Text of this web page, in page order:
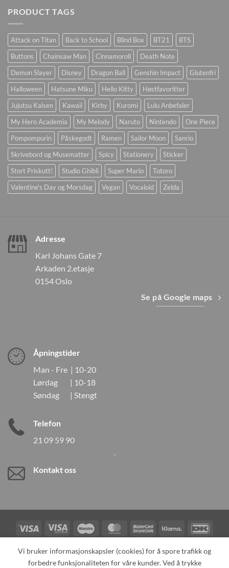
PRODUCT TAGS
Attack on Titan Back to School Blind Box BT21
BTS
Buttons
Chainsaw Man Cinnamoroll
Death Note
Demon Slayer
Disney Dragon Ball Genshin Impact
Glutenfri
Halloween
Hatsune Miku Hello Kitty
Høstfavoritter
Jujutsu Kaisen
Kawaii Kirby Kuromi
Lulu Anbefaler
My Hero Academia
My Melody Naruto Nintendo
One Piece
Pompompurin
Påskegodt Ramen Sailor Moon
Sanrio
Skrivebord og Musematter
Spicy Stationery
Sticker
Stort Priskutt!
Studio Ghibli Super Mario
Totoro
Valentine's Day og Morsdag
Vegan Vocaloid Zelda
Adresse
Karl Johans Gate 7
Arkaden 2.etasje
0154 Oslo
Se på Google maps
Åpningstider
Man - Fre | 10-20
Lørdag | 10-18
Søndag | Stengt
Telefon
21 09 59 90
Kontakt oss
Visa
Visa
Electron
Maestro MasterCardMasterCard
2
Klarna
Card
TILBAKEKALLINGER KONTAKT OSS OM OSS
Vi bruker informasjonskapsler (cookies) for å spore trafikk og
forbedre funksjonaliteten for våre kunder. Ved å trykke